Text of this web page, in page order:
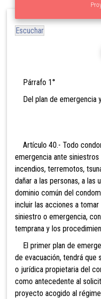
Escuchar
Párrafo 1°
Del plan de emergencia
Artículo 40.- Todo
emergencia ante
incendios, terremotos,
dañar a las personas, a las
dominio común del
incluir las acciones a
siniestro o emergencia,
temprana y los
El primer plan de
de evacuación, tendrá que
o jurídica propietaria del
como antecedente al
proyecto acogido al